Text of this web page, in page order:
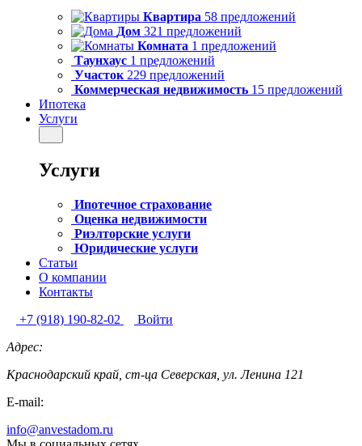
Квартира 58 предложений
Дом 321 предложений
Комната 1 предложений
Таунхаус 1 предложений
Участок 229 предложений
Коммерческая недвижимость 15 предложений
Ипотека
Услуги
Услуги
Ипотечное страхование
Оценка недвижимости
Риэлторские услуги
Юридические услуги
Статьи
О компании
Контакты
+7 (918) 190-82-02
Войти
Адрес:
Краснодарский край, ст-ца Северская, ул. Ленина 121
E-mail:
info@anvestadom.ru